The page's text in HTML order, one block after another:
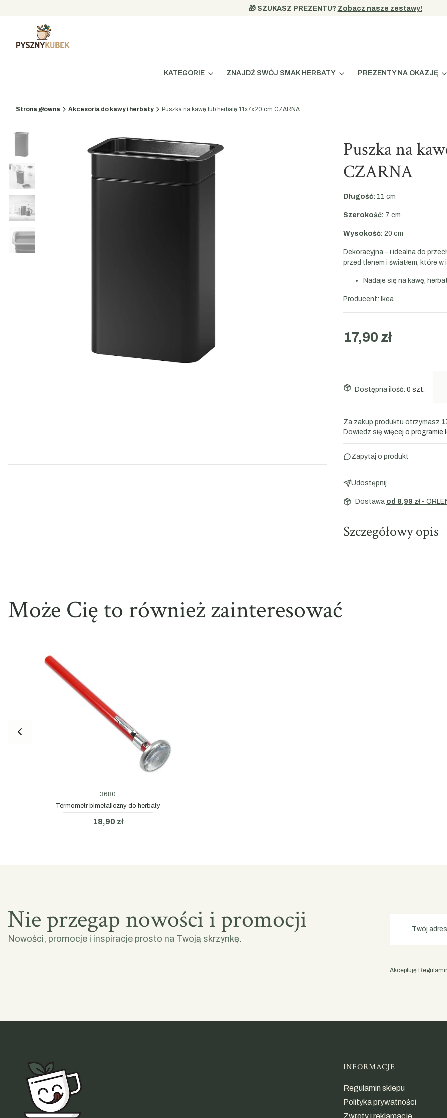
🎁 SZUKASZ PREZENTU? Zobacz nasze zestawy!
KATEGORIE ZNAJDŹ SWÓJ SMAK HERBATY PREZENTY NA OKAZJĘ
Strona główna Akcesoria do kawy i herbaty Puszka na kawę lub herbatę 11x7x20 cm CZARNA
Puszka na
CZARNA
Długość: 11 cm
Szerokość: 7 cm
Wysokość: 20 cm
Dekoracyjna – i idealna do
przed tlenem i światłem, które
Nadaje się na kawę,
Producent: Ikea
17,90 zł
Dostępna ilość: 0 szt.
Za zakup produktu otrzymasz
Dowiedz się więcej o programie
Zapytaj o produkt
Udostępnij
Dostawa od 8,99 zł -
Szczegółowy opis
Może Cię to również zainteresować
3680
Termometr bimetaliczny do herbaty
18,90 zł
Nie przegap nowości i promocji
Nowości, promocje i inspiracje prosto na Twoją skrzynkę.
Twój adres
Akceptuję
Linki w
INFORMACJE
Regulamin sklepu
Polityka prywatności
Zwroty i reklamacje